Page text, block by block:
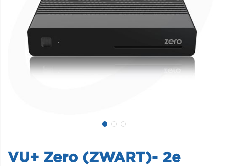
VU+ Zero (ZWART)- 2e